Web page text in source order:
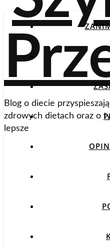
Blog o diecie
zdrowych dietach oraz o
lepsze